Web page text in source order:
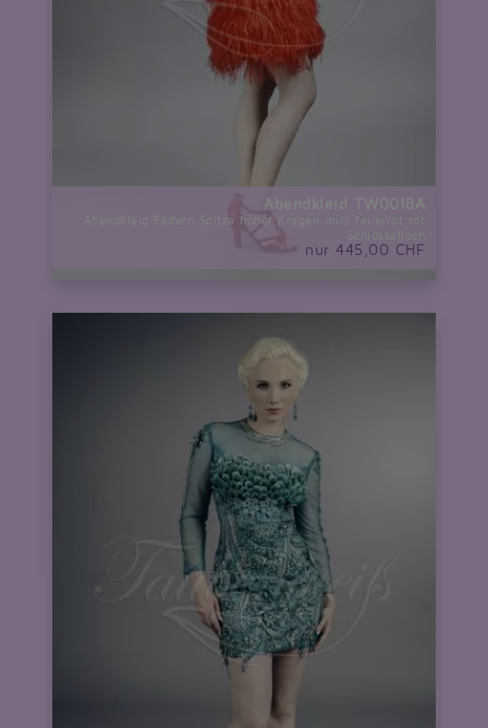
Abendkleid TW0018A
Abendkleid Federn Spitze hoher Kragen mini feuerrot rot
nur 445,00 CHF